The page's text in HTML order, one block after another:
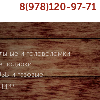
8(978)120-97-71
и головоломки
подарки
и газовые